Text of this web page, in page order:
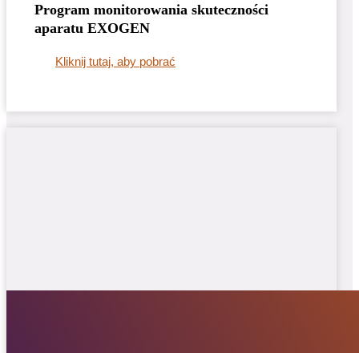
Program monitorowania skuteczności
aparatu EXOGEN
Kliknij tutaj, aby pobrać